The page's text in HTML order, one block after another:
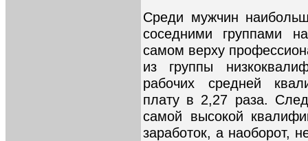
Среди мужчин
соседними группами
самом верху
из группы
рабочих средней
плату в 2,27 раза.
самой высокой
заработок, а наоборот,